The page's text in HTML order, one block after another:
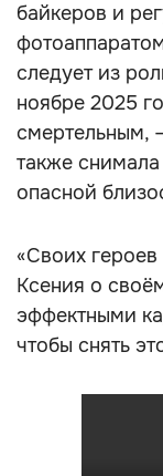
байкеров и
следует из
ноябре 2025
смертельным,
также
опасной
«Своих
Ксения о
эффектными
чтобы снять